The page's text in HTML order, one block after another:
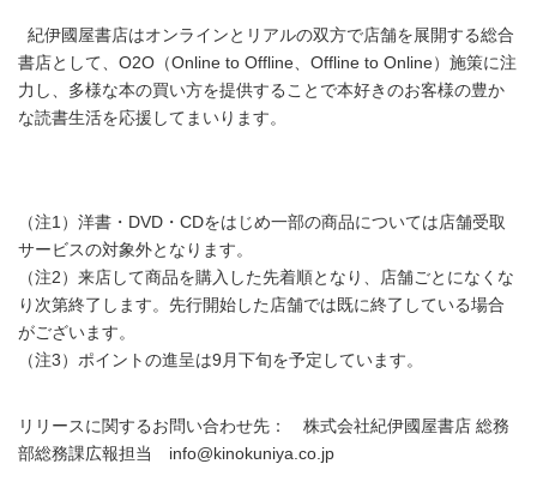
紀伊國屋書店はオンラインとリアルの双方で店舗を展開する総合
書店として、O2O（Online to Offline、Offline to Online）施策に注
力し、多様な本の買い方を提供することで本好きのお客様の豊か
な読書生活を応援してまいります。
（注1）洋書・DVD・CDをはじめ一部の商品については店舗受取
サービスの対象外となります。
（注2）来店して商品を購入した先着順となり、店舗ごとになくな
り次第終了します。先行開始した店舗では既に終了している場合
がございます。
（注3）ポイントの進呈は9月下旬を予定しています。
リリースに関するお問い合わせ先： 株式会社紀伊國屋書店 総務
部総務課広報担当 info@kinokuniya.co.jp